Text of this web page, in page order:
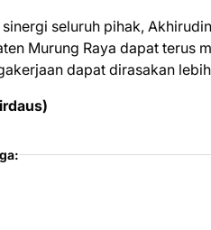
sinergi seluruh pihak,
Murung Raya dapat terus
dapat dirasakan